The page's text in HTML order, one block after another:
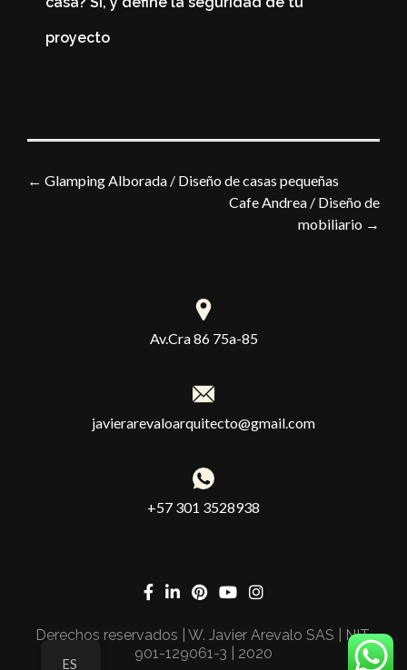
proyecto
← Glamping Alborada / Diseño de casas pequeñas
Cafe Andrea / Diseño de
mobiliario →
Av.Cra 86 75a-85
javierarevaloarquitecto@gmail.com
+57 301 3528938
Derechos reservados | W. Javier Arevalo SAS | NIT.
901-129061-3 | 2020
ES